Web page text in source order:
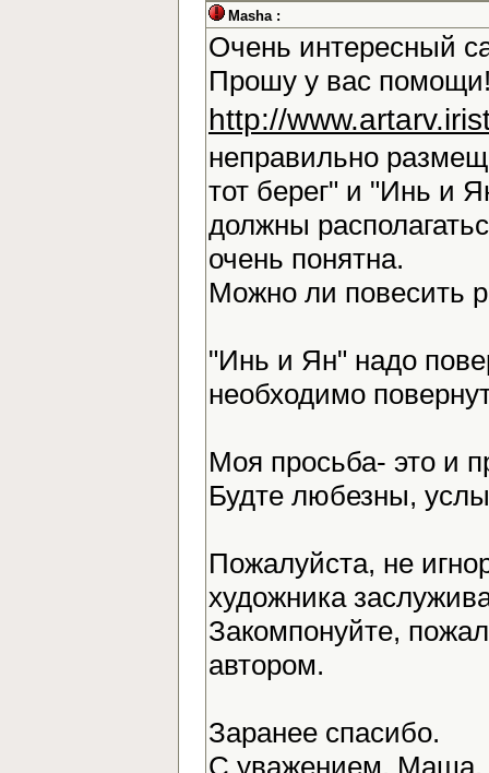
Masha :
Очень интересный
Прошу у вас
http://
неправильно
тот берег" и "Инь и
должны
очень понятна.
Можно ли повесить
"Инь и Ян" надо
необходимо
Моя просьба- это и
Будте любезны,
Пожалуйста, не
художника
Закомпонуйте,
автором.
Заранее спасибо.
С уважением, Маша.